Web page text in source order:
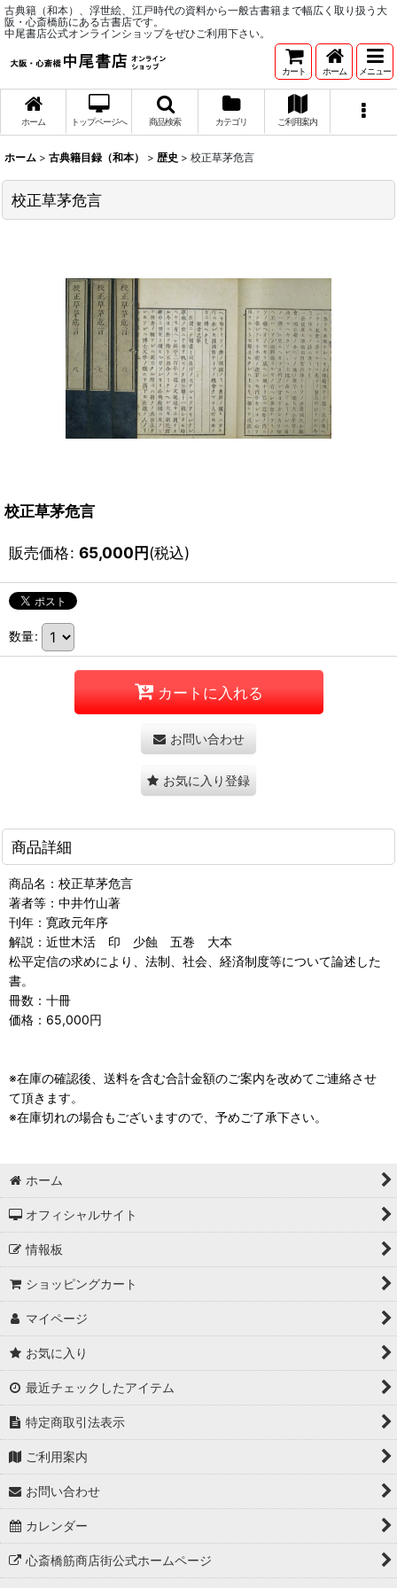
古典籍（和本）、浮世絵、江戸時代の資料から一般古書籍まで幅広く取り扱う大
阪・心斎橋筋にある古書店です。
中尾書店公式オンラインショップをぜひご利用下さい。
カート ホーム メニュー
ホーム トップページへ 商品検索 カテゴリ ご利用案内
ホーム > 古典籍目録（和本） > 歴史 > 校正草茅危言
校正草茅危言
校正草茅危言
販売価格: 65,000円(税込)
数量:
カートに入れる
お問い合わせ
お気に入り登録
商品詳細
商品名：校正草茅危言
著者等：中井竹山著
刊年：寛政元年序
解説：近世木活 印 少蝕 五巻 大本
松平定信の求めにより、法制、社会、経済制度等について論述した
書。
冊数：十冊
価格：65,000円
※在庫の確認後、送料を含む合計金額のご案内を改めてご連絡させ
て頂きます。
※在庫切れの場合もございますので、予めご了承下さい。
ホーム
オフィシャルサイト
情報板
ショッピングカート
マイページ
お気に入り
最近チェックしたアイテム
特定商取引法表示
ご利用案内
お問い合わせ
カレンダー
心斎橋筋商店街公式ホームページ